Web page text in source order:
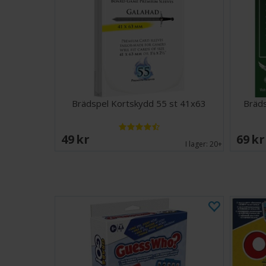
Brädspel Kortskydd 55 st 41x63
49 SEK I lager:20+ 69 SEK